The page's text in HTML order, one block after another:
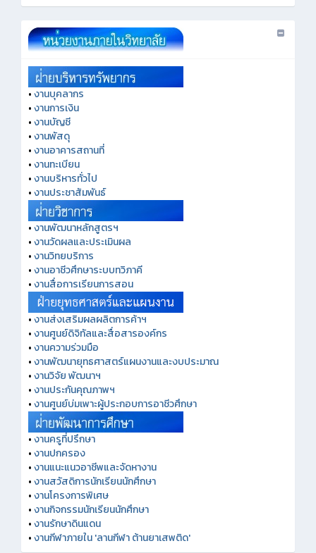
•งานบุคลากร
•งานการเงิน
•งานบัญชี
•งานพัสดุ
•งานอาคารสถานที่
•งานทะเบียน
•งานบริหารทั่วไป
•งานประชาสัมพันธ์
•งานพัฒนาหลักสูตรฯ
•งานวัดผลและประเมินผล
•งานวิทยบริการ
•งานอาชีวศึกษาระบบทวิภาคี
•งานสื่อการเรียนการสอน
•งานส่งเสริมผลผลิตการค้าฯ
•งานศูนย์ดิจิทัลและสื่อสารองค์กร
•งานความร่วมมือ
•งานพัฒนายุทธศาสตร์แผนงานและงบประมาณ
•งานวิจัย พัฒนาฯ
•งานประกันคุณภาพฯ
•งานศูนย์บ่มเพาะผู้ประกอบการอาชีวศึกษา
•งานครูที่ปรึกษา
•งานปกครอง
•งานแนะแนวอาชีพและจัดหางาน
•งานสวัสดิการนักเรียนนักศึกษา
•งานโครงการพิเศษ
•งานกิจกรรมนักเรียนนักศึกษา
•งานรักษาดินแดน
•งานกีฬาภายใน 'ลานกีฬา ต้านยาเสพติด'